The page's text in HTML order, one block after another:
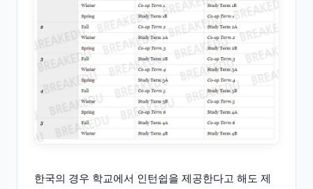
한국의 경우 학교에서 인턴쉽을 제공한다고 해도 제